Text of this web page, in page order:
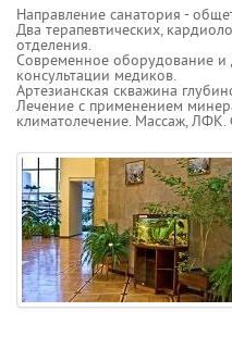
Направление санатория -
Два терапевтических,
отделения.
Современное оборудование и
консультации медиков.
Артезианская скважина
Лечение с применением
климатолечение. Массаж,